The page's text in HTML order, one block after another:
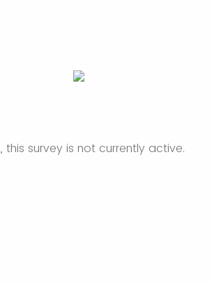
this survey is not currently active.